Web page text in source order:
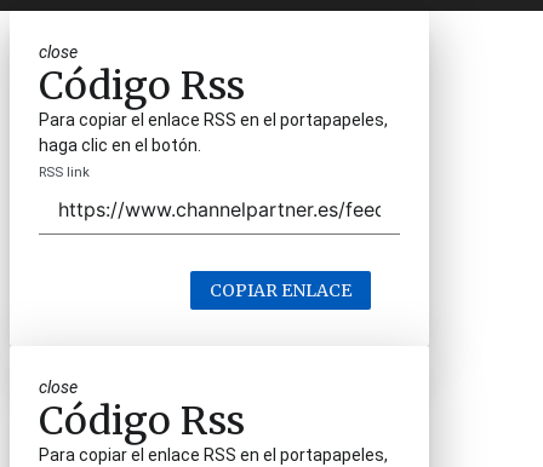
close
Código Rss
Para copiar el enlace RSS en el portapapeles,
haga clic en el botón.
RSS link
COPIAR ENLACE
close
Código Rss
Para copiar el enlace RSS en el portapapeles,